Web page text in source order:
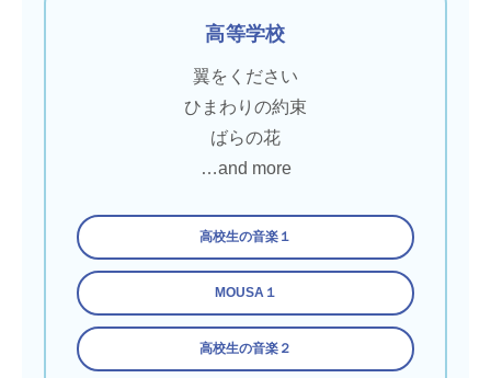
高等学校
翼をください
ひまわりの約束
ばらの花
…and more
高校生の音楽１
MOUSA１
高校生の音楽２